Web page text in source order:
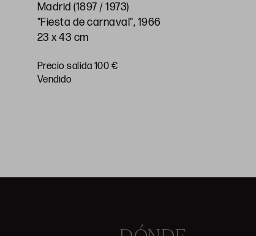
Madrid (1897 / 1973)
"Fiesta de carnaval", 1966
23 x 43 cm
Precio salida 100 €
vendido